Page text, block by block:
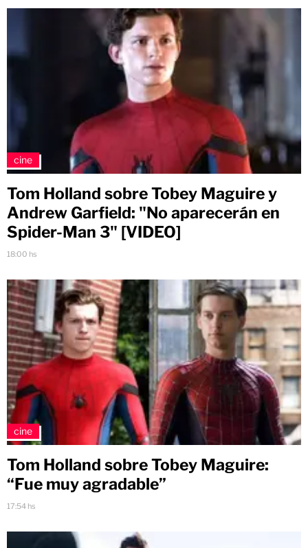
cine
Tom Holland sobre Tobey Maguire y
Andrew Garfield: "No aparecerán en
Spider-Man 3" [VIDEO]
18:00 hs
cine
Tom Holland sobre Tobey Maguire:
“Fue muy agradable”
17:54 hs